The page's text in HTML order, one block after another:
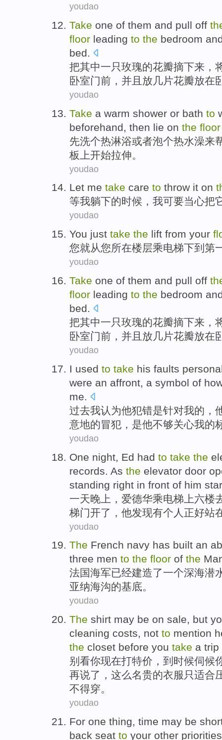
youdao
Take one of them and pull off
floor leading to the bedroom
bed.
把其中一只玫瑰的花瓣摘下来 ，
卧室门前， 并且 放 几片花瓣放在
youdao
Take a warm shower or bath to
beforehand then lie on the floor
先洗个热淋浴或者泡个热水澡来
板上开始拉伸。
youdao
Let me take care to throw it on
等我躺下的时候， 我可要当心把
youdao
You just take the lift from your
您就从您所在楼层乘电梯下到 第
youdao
Take one of them and pull off
floor leading to the bedroom
bed.
把其中一只玫瑰的花瓣摘下来，
卧室门前， 并且 放 几片花瓣放在
youdao
I used to take his faults
were an affront, a symbol of
me.
过去我认为他犯错是针对我的 ，
意地的冒犯 ，是他不够关心我的
youdao
One night Ed had to take the
records . As the elevator door
standing right in front of him
一天晚上 ， 爱德华乘电梯 上六楼
梯门开了 ， 他发现有个人 正好站
youdao
The French navy has built an
three men to the floor of the
法国海军已经建造了一个深海潜
亚纳海沟的基底。
youdao
The shirt may be on sale, but
cleaning costs, not to mention
the closet before you take a trip
别看你现在打特价 ，到时候伺候
再说了，这么名贵的衣服只适合
不得穿。
youdao
For one thing, time may be
back seat to your other priorities